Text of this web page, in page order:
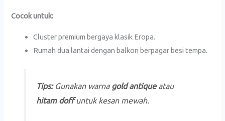
Cocok untuk:
Cluster premium bergaya klasik Eropa.
Rumah dua lantai dengan balkon berpagar besi tempa.
Tips:Gunakan warna gold antiqueatau
hitam doffuntuk kesan mewah.